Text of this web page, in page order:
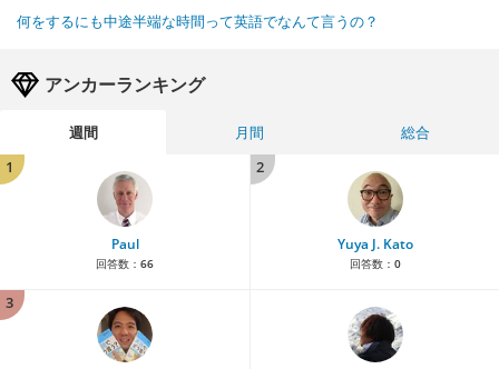
何をするにも中途半端な時間って英語でなんて言うの？
アンカーランキング
週間 月間
総合
1
Paul
回答数： 66
2
Yuya J. Kato
回答数： 0
3